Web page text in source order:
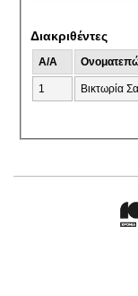
Διακριθέντες
A/A
1 Βικτωρία